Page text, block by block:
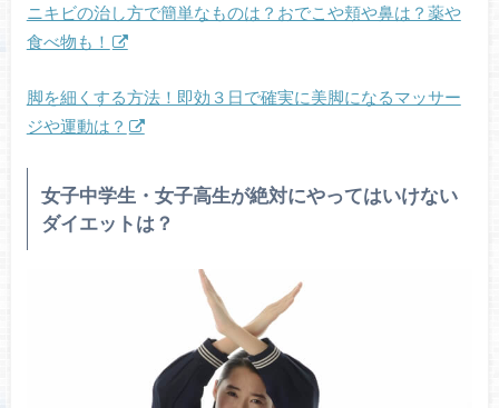
ニキビの治し方で簡単なものは？おでこや頬や鼻は？薬や
食べ物も！
脚を細くする方法！即効３日で確実に美脚になるマッサー
ジや運動は？
女子中学生・女子高生が絶対にやってはいけない
ダイエットは？